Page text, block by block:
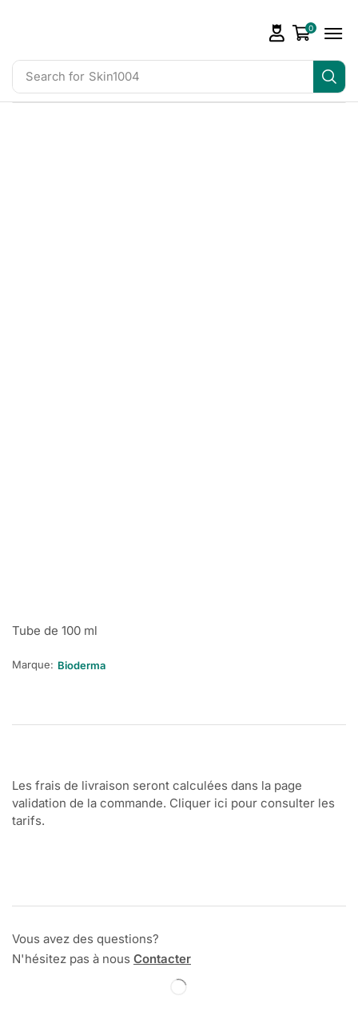
Search for Skin1004
0
Tube de 100 ml
Marque: Bioderma
Les frais de livraison seront calculées dans la page
validation de la commande. Cliquer ici pour consulter les
tarifs.
Vous avez des questions?
N'hésitez pas à nous Contacter